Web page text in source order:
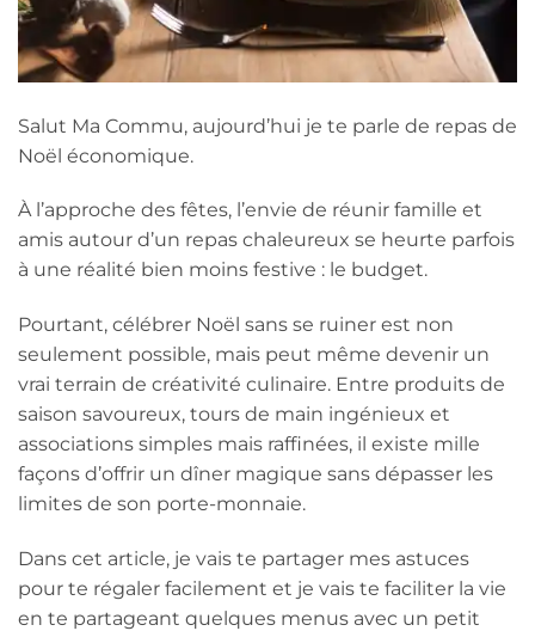
Salut Ma Commu, aujourd’hui je te parle de repas de
Noël économique.
À l’approche des fêtes, l’envie de réunir famille et
amis autour d’un repas chaleureux se heurte parfois
à une réalité bien moins festive : le budget.
Pourtant, célébrer Noël sans se ruiner est non
seulement possible, mais peut même devenir un
vrai terrain de créativité culinaire. Entre produits de
saison savoureux, tours de main ingénieux et
associations simples mais raffinées, il existe mille
façons d’offrir un dîner magique sans dépasser les
limites de son porte-monnaie.
Dans cet article, je vais te partager mes astuces
pour te régaler facilement et je vais te faciliter la vie
en te partageant quelques menus avec un petit